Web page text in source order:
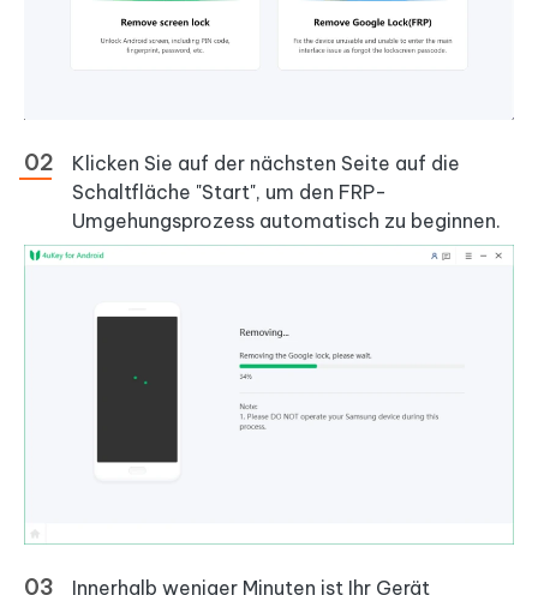
Klicken Sie auf der nächsten Seite auf die
Schaltfläche "Start", um den FRP-
Umgehungsprozess automatisch zu beginnen.
Innerhalb weniger Minuten ist Ihr Gerät